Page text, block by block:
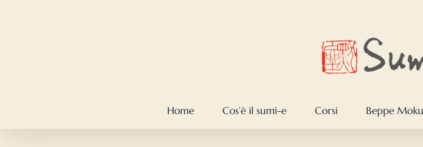
Home Cos’è il sumi-e Corsi Beppe